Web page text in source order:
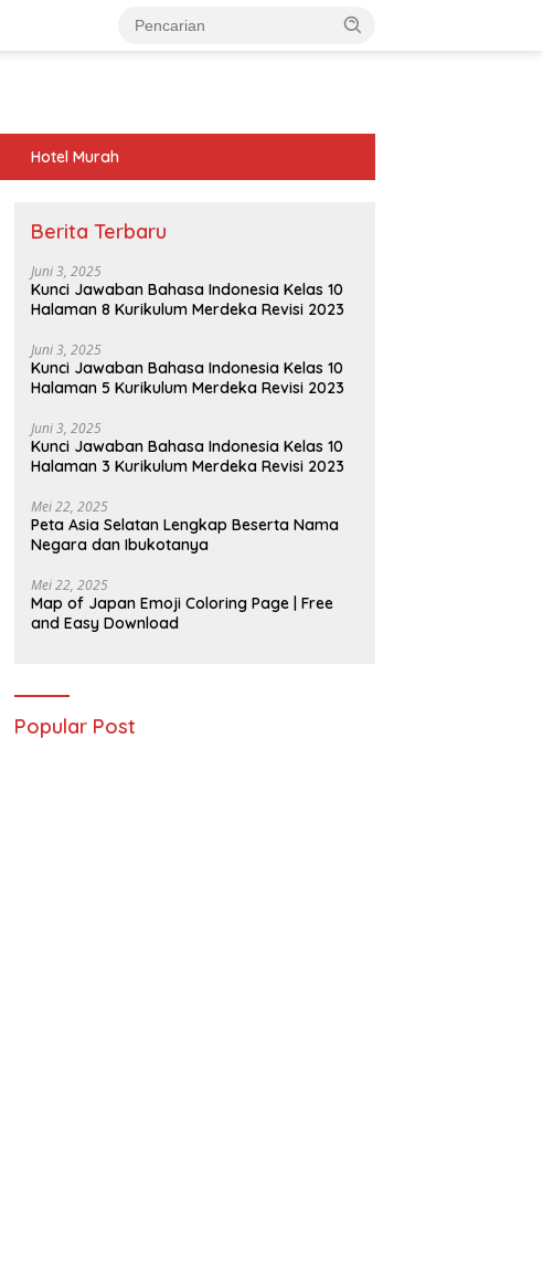
Hotel Murah
Berita Terbaru
Juni 3, 2025
Kunci Jawaban Bahasa Indonesia Kelas 10
Halaman 8 Kurikulum Merdeka Revisi 2023
Juni 3, 2025
Kunci Jawaban Bahasa Indonesia Kelas 10
Halaman 5 Kurikulum Merdeka Revisi 2023
Juni 3, 2025
Kunci Jawaban Bahasa Indonesia Kelas 10
Halaman 3 Kurikulum Merdeka Revisi 2023
Mei 22, 2025
Peta Asia Selatan Lengkap Beserta Nama
Negara dan Ibukotanya
Mei 22, 2025
Map of Japan Emoji Coloring Page | Free
and Easy Download
Popular Post